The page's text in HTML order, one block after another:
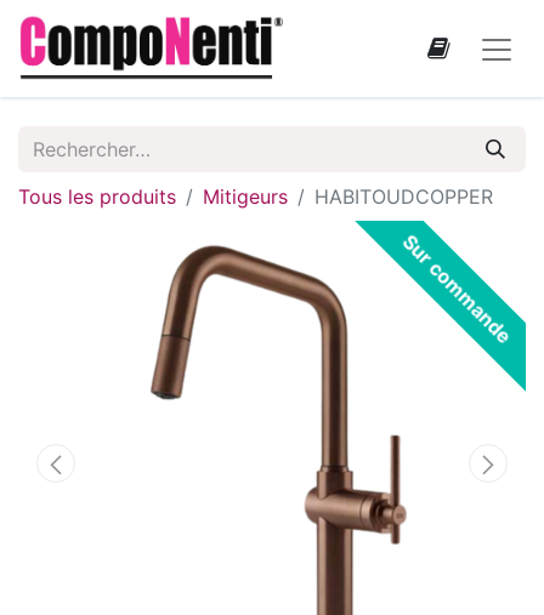
Tous les produits Mitigeurs HABITOUDCOPPER
Sur commande